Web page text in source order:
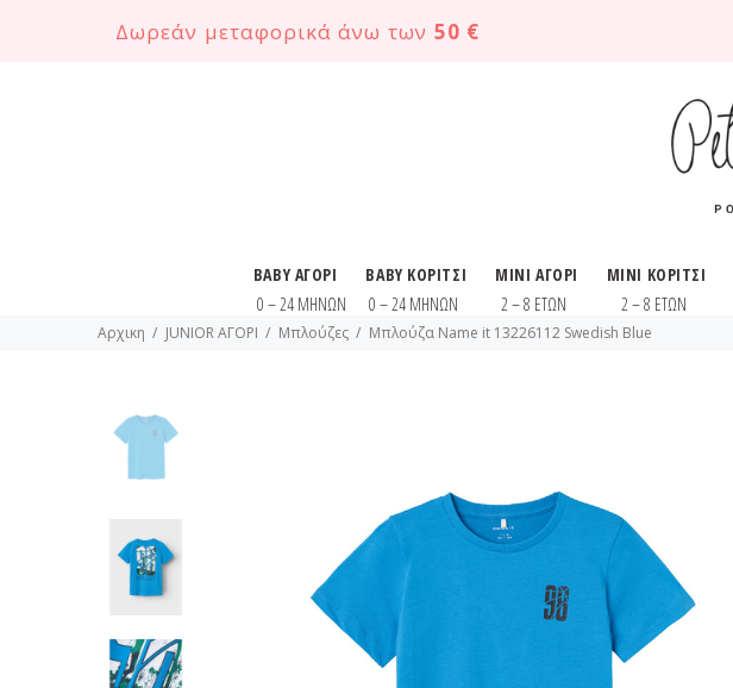
Δωρεάν μεταφορικά άνω των 50 €
BABY ΑΓΟΡΙ
0 – 24 ΜΗΝΩΝ
BABY ΚΟΡΙΤΣΙ
0 – 24 ΜΗΝΩΝ
MINI ΑΓΟΡΙ
2 – 8 ΕΤΩΝ
MINI ΚΟΡΙΤΣΙ
2 – 8 ΕΤΩΝ
Αρχικη JUNIOR ΑΓΟΡΙ Μπλούζες Μπλούζα Name it 13226112 Swedish Blue